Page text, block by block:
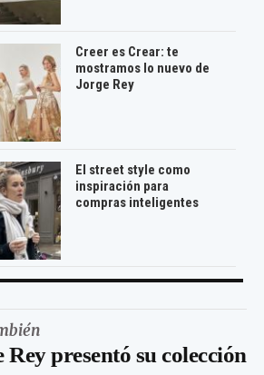
Creer es Crear: te
mostramos lo nuevo de
Jorge Rey
El street style como
inspiración para
compras inteligentes
Rey presentó su colección